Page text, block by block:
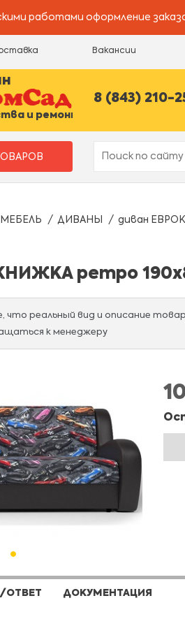
работами оформление
Вакансии
и ремонта
8 (843) 210-
ТОВАРОВ
МЕБЕЛЬ ДИВАНЫ диван
ретро
реальный вид и описание
к менеджеру
ОТВЕТ ДОКУМЕНТАЦИЯ